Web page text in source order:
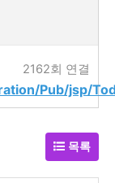
Pub/jsp/
2162회 연결
목록